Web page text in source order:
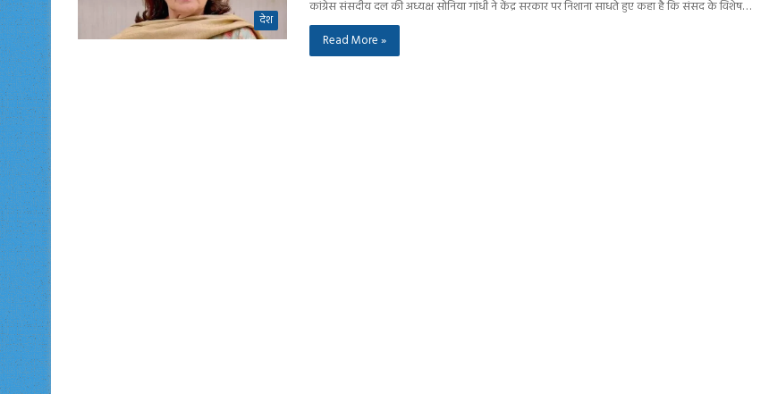
देश
कांग्रेस संसदीय दल की अध्यक्ष सोनिया गांधी ने केंद्र सरकार पर निशाना साधते हुए कहा है कि संसद के विशेष…
Read More »